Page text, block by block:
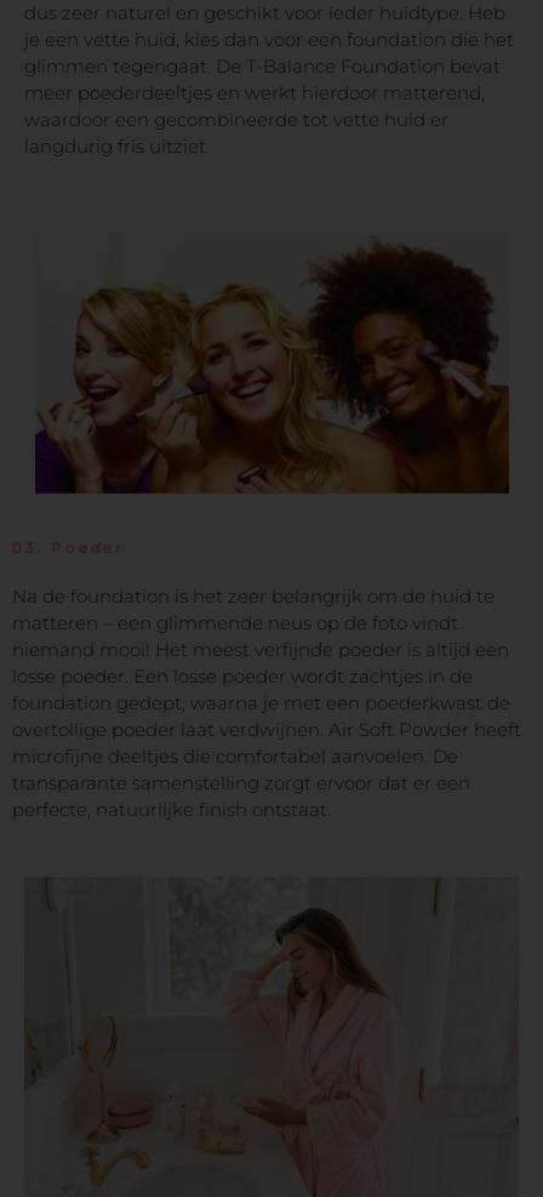
dus zeer naturel en geschikt voor ieder huidtype. Heb
je een vette huid, kies dan voor een foundation die het
glimmen tegengaat. De T-Balance Foundation bevat
meer poederdeeltjes en werkt hierdoor matterend,
waardoor een gecombineerde tot vette huid er
langdurig fris uitziet.
03. Poeder
Na de foundation is het zeer belangrijk om de huid te
matteren – een glimmende neus op de foto vindt
niemand mooi! Het meest verfijnde poeder is altijd een
losse poeder. Een losse poeder wordt zachtjes in de
foundation gedept, waarna je met een poederkwast de
overtollige poeder laat verdwijnen. Air Soft Powder heeft
microfijne deeltjes die comfortabel aanvoelen. De
transparante samenstelling zorgt ervoor dat er een
perfecte, natuurlijke finish ontstaat.